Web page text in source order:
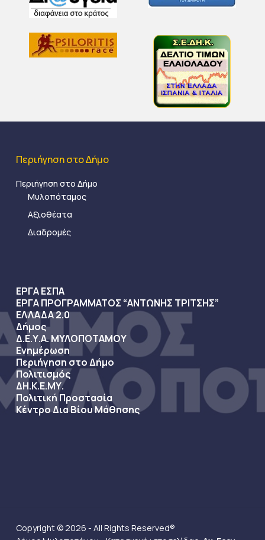
Περιήγηση στο Δήμο
Περιήγηση στο Δήμο
Μυλοπόταμος
Αξιοθέατα
Διαδρομές
ΕΡΓΑ ΕΣΠΑ
ΕΡΓΑ ΠΡΟΓΡΑΜΜΑΤΟΣ “ΑΝΤΩΝΗΣ ΤΡΙΤΣΗΣ”
ΕΛΛΑΔΑ 2.0
Δήμος
Δ.Ε.Υ.Α. ΜΥΛΟΠΟΤΑΜΟΥ
Ενημέρωση
Περιήγηση στο Δήμο
Πολιτισμός
ΔΗ.Κ.Ε.ΜΥ.
Πολιτική Προστασία
Κέντρο Δια Βίου Μάθησης
Copyright © 2026 - All Rights Reserved®